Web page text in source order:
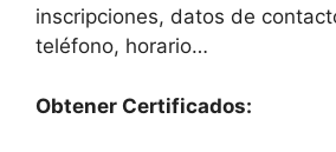
inscripciones, datos de
teléfono, horario…
Obtener Certificados: